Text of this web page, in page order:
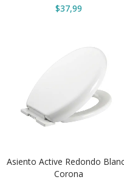
$37,99
VER OPCIONES
Asiento Active Redondo
Corona